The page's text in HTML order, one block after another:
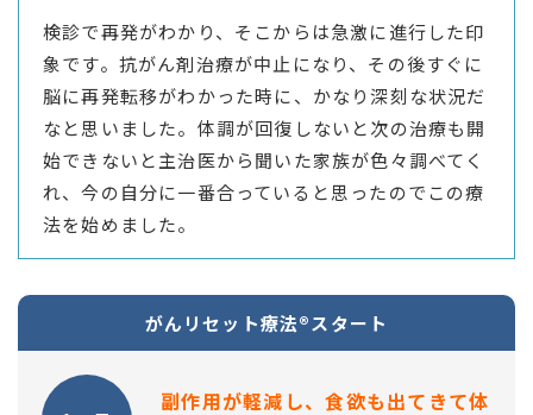
検診で再発がわかり、そこからは急激に進行した印
象です。抗がん剤治療が中止になり、その後すぐに
脳に再発転移がわかった時に、かなり深刻な状況だ
なと思いました。体調が回復しないと次の治療も開
始できないと主治医から聞いた家族が色々調べてく
れ、今の自分に一番合っていると思ったのでこの療
法を始めました。
がんリセット療法®スタート
副作用が軽減し、食欲も出てきて体